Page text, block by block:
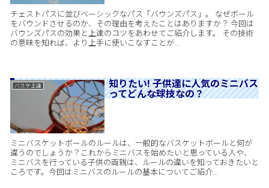
チェストパスに並びベーシックなパス「バウンズパス」。 なぜボール
をバウンドさせるのか、その理由を考えたことはありますか？ 今回は
バウンズパスの効果と上達のコツをあわせてご紹介します。 その技術
の意味を知れば、より上手に使いこなすことが...
バスケ上達 知りたい! 子供達に人気のミニバス
ってどんな球技なの？
ミニバスケットボールのルールは、一般的なバスケットボールと何が
違うのでしょうか？これからミニバスを始めたいと思っている人や、
ミニバスを行っている子供の両親は、ルールの違いを知っておきたいと
ころです。今回はミニバスのルールの基本についてご紹介...